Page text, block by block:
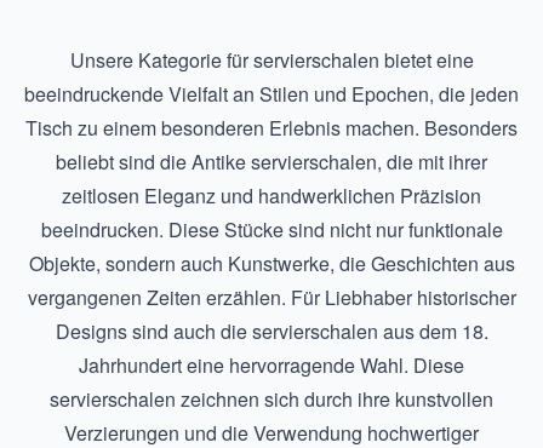
Unsere Kategorie für servierschalen bietet eine
beeindruckende Vielfalt an Stilen und Epochen, die jeden
Tisch zu einem besonderen Erlebnis machen. Besonders
beliebt sind dieAntike servierschalen, die mit ihrer
zeitlosen Eleganz und handwerklichen Präzision
beeindrucken. Diese Stücke sind nicht nur funktionale
Objekte, sondern auch Kunstwerke, die Geschichten aus
vergangenen Zeiten erzählen. Für Liebhaber historischer
Designs sind auch dieservierschalen aus dem 18.
Jahrhunderteine hervorragende Wahl. Diese
servierschalen zeichnen sich durch ihre kunstvollen
Verzierungen und die Verwendung hochwertiger